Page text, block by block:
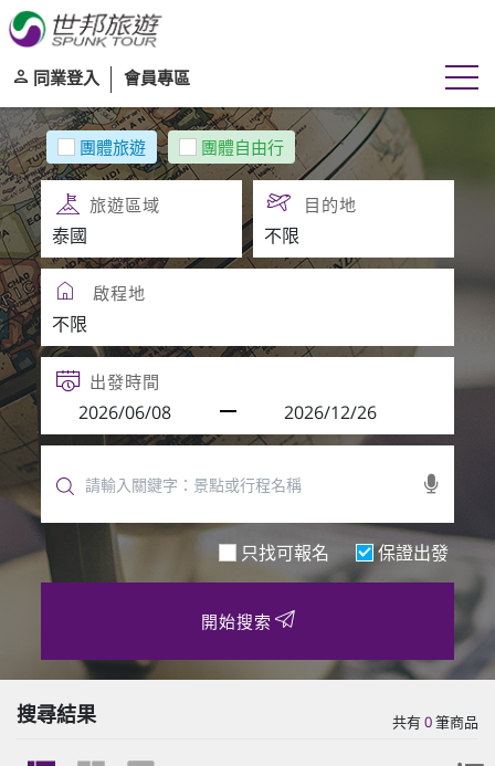
同業登入 會員專區
團體旅遊 團體自由行
旅遊區域 目的地
啟程地
出發時間
只找可報名 保證出發
開始搜索
搜尋結果 共有0筆商品